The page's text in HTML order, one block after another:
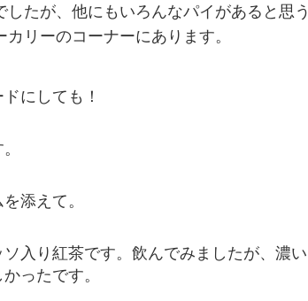
たが、他にもいろんなパイがあると思う
リーのコーナーにあります。
にしても！
添えて。
入り紅茶です。飲んでみましたが、濃い
ったです。